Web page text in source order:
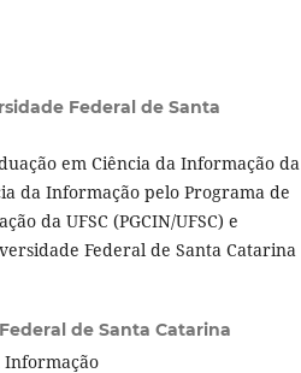
Federal de Santa
em Ciência da Informação da
da Informação pelo Programa de
da UFSC (PGCIN/UFSC) e
Federal de Santa Catarina
de Santa Catarina
Informação